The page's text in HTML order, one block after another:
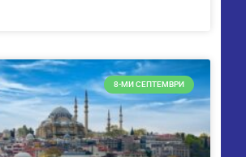
8-МИ СЕПТЕМВРИ